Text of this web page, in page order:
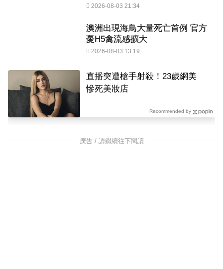
2026-08-03 21:34
澳洲出現海鳥大量死亡首例 官方
憂H5禽流感擴大
2026-08-03 13:19
直播突遭槍手射殺！23歲網美
慘死美妝店
Recommended by
廣告 / 請繼續往下閱讀